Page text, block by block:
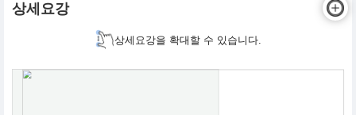
상세요강
상세요강을 확대할 수 있습니다.